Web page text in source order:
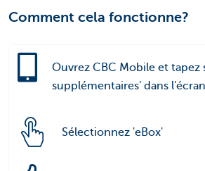
Comment cela fonctionne?
Ouvrez CBC Mobile et tapez
supplémentaires' dans
Sélectionnez 'eBox'